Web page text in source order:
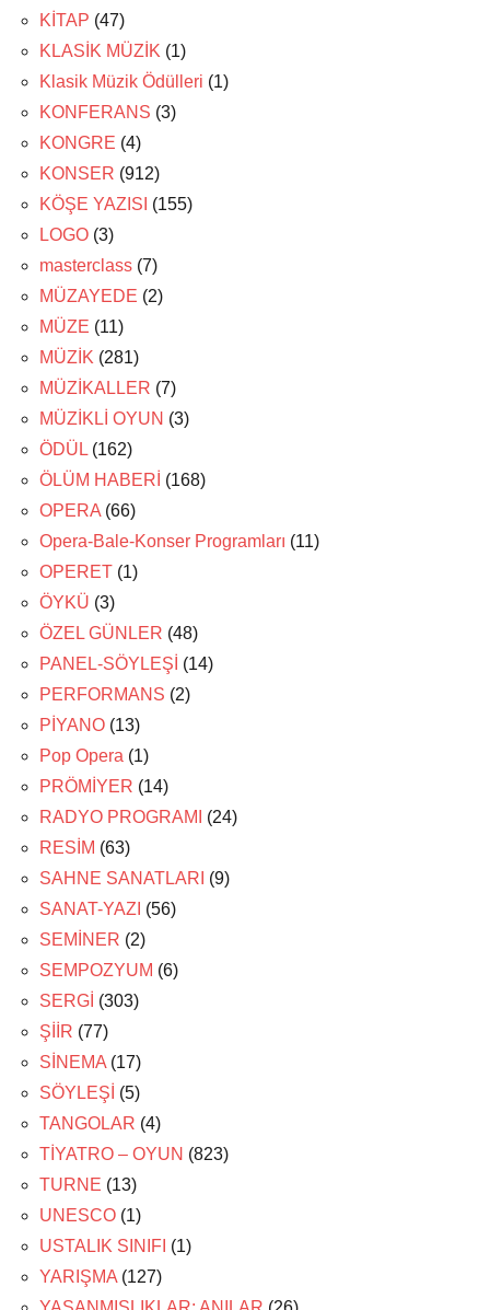
KİTAP (47)
KLASİK MÜZİK (1)
Klasik Müzik Ödülleri (1)
KONFERANS (3)
KONGRE (4)
KONSER (912)
KÖŞE YAZISI (155)
LOGO (3)
masterclass (7)
MÜZAYEDE (2)
MÜZE (11)
MÜZİK (281)
MÜZİKALLER (7)
MÜZİKLİ OYUN (3)
ÖDÜL (162)
ÖLÜM HABERİ (168)
OPERA (66)
Opera-Bale-Konser Programları (11)
OPERET (1)
ÖYKÜ (3)
ÖZEL GÜNLER (48)
PANEL-SÖYLEŞİ (14)
PERFORMANS (2)
PİYANO (13)
Pop Opera (1)
PRÖMİYER (14)
RADYO PROGRAMI
(24)
RESİM (63)
SAHNE SANATLARI (9)
SANAT-YAZI (56)
SEMİNER (2)
SEMPOZYUM (6)
SERGİ (303)
ŞİİR (77)
SİNEMA (17)
SÖYLEŞİ (5)
TANGOLAR (4)
TİYATRO – OYUN (823)
TURNE (13)
UNESCO (1)
USTALIK SINIFI (1)
YARIŞMA (127)